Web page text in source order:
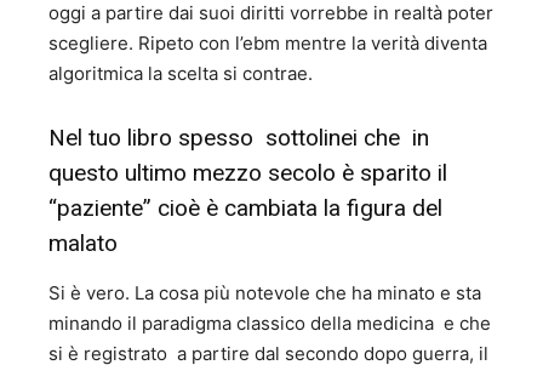
oggi a partire dai suoi diritti vorrebbe in realtà poter
scegliere. Ripeto con l’ebm mentre la verità diventa
algoritmica la scelta si contrae.
Nel tuo libro spesso sottolinei che in
questo ultimo mezzo secolo è sparito il
“paziente” cioè è cambiata la figura del
malato
Si è vero. La cosa più notevole che ha minato e sta
minando il paradigma classico della medicina e che
si è registrato a partire dal secondo dopo guerra, il